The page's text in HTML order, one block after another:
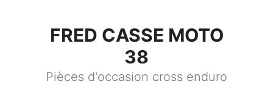
FRED CASSE MOTO
38
Pièces d'occasion cross enduro